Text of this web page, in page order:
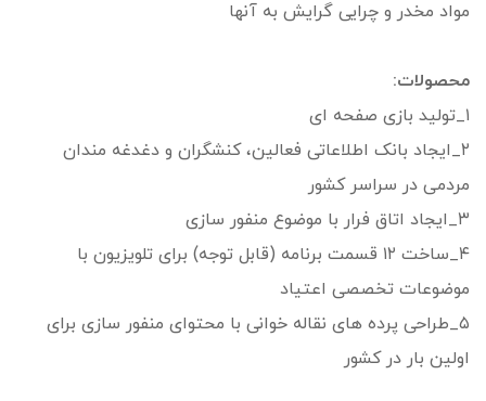
مواد مخدر و چرایی گرایش به آنها
محصولات:
۱_تولید بازی صفحه ای
۲_ایجاد بانک اطلاعاتی فعالین، کنشگران و دغدغه مندان
مردمی در سراسر کشور
۳_ایجاد اتاق فرار با موضوع منفور سازی
۴_ساخت ۱۲ قسمت برنامه (قابل توجه) برای تلویزیون با
موضوعات تخصصی اعتیاد
۵_طراحی پرده های نقاله خوانی با محتوای منفور سازی برای
اولین بار در کشور